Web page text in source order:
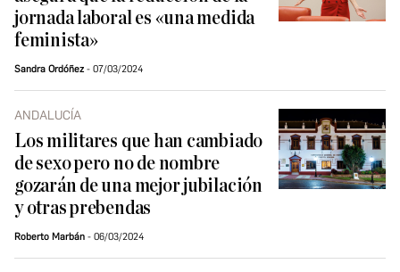
jornada laboral es «una medida
feminista»
Sandra Ordóñez 07/03/2024
ANDALUCÍA
Los militares que han cambiado
de sexo pero no de nombre
gozarán de una mejor jubilación
y otras prebendas
Roberto Marbán 06/03/2024